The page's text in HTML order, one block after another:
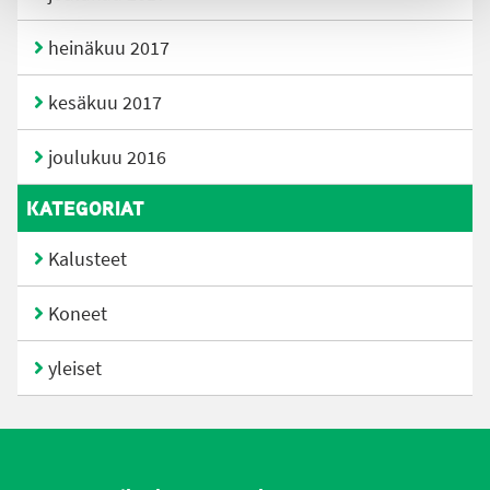
heinäkuu 2017
kesäkuu 2017
joulukuu 2016
KATEGORIAT
Kalusteet
Koneet
yleiset